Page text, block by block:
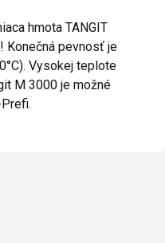
hmota TANGIT
Konečná pevnosť je
Vysokej teplote
M 3000 je možné